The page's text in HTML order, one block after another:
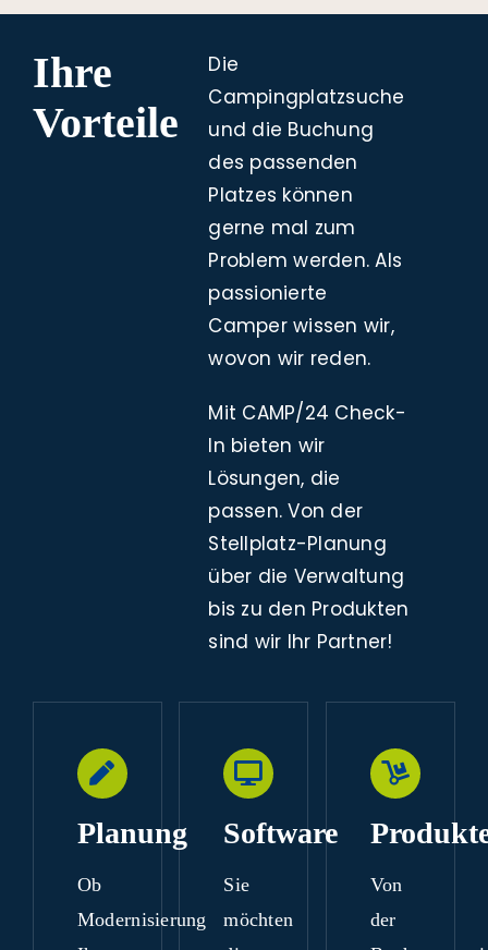
Ihre
Vorteile
Die
Campingplatzsuche
und die Buchung
des passenden
Platzes können
gerne mal zum
Problem werden. Als
passionierte
Camper wissen wir,
wovon wir reden.
Mit CAMP/24 Check-
In bieten wir
Lösungen, die
passen. Von der
Stellplatz-Planung
über die Verwaltung
bis zu den Produkten
sind wir Ihr Partner!
Planung
Ob
Modernisierung
Software
Sie
möchten
Von
der